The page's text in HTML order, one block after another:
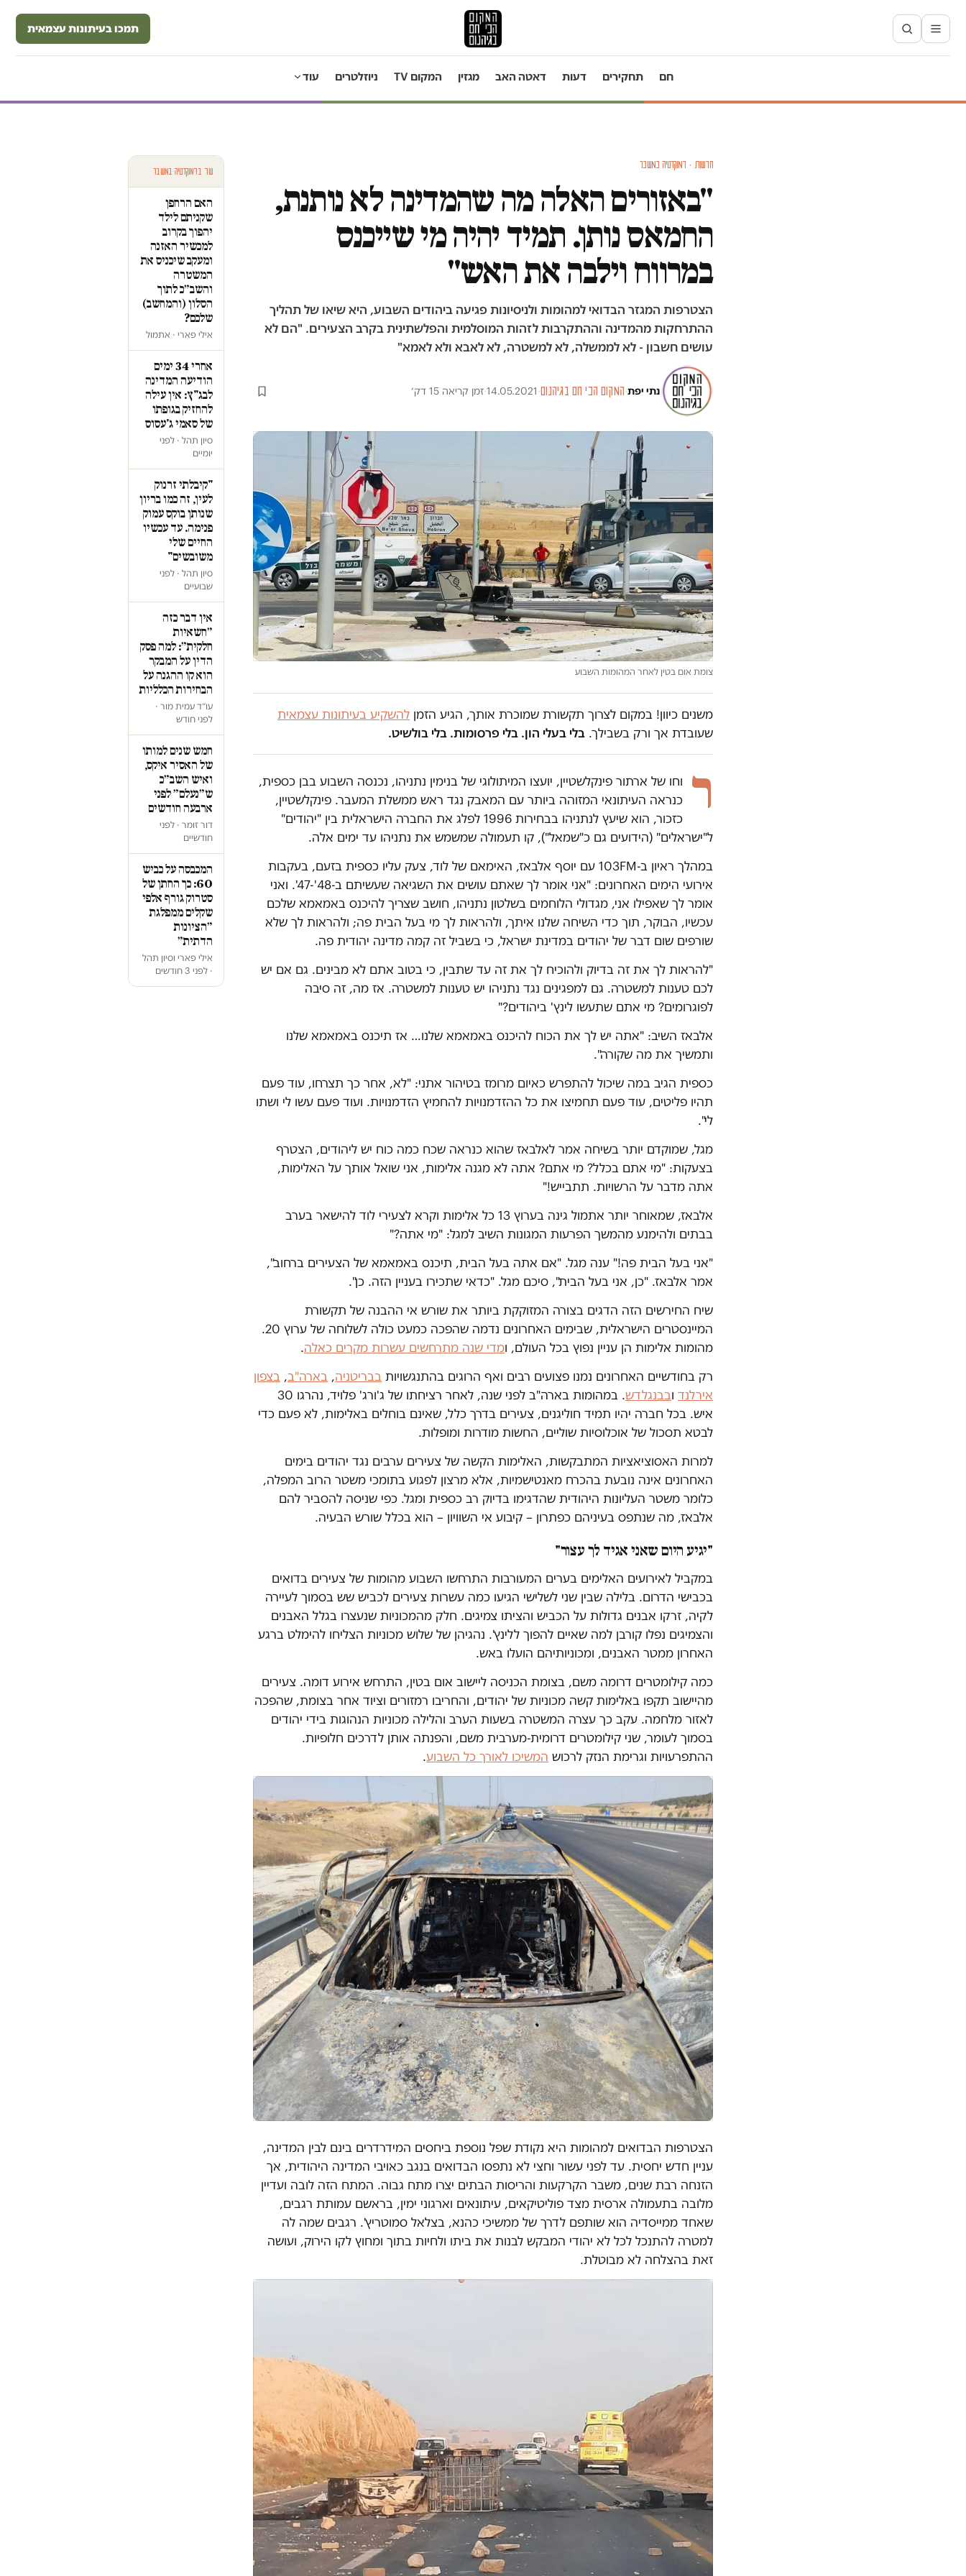
תמכו בעיתונות עצמאית
חם תחקירים דעות דאטה האב מגזין המקום TV ניוזלטרים עוד
חדשות · דמוקרטיה במשבר
"באזורים האלה מה שהמדינה לא נותנת,
החמאס נותן. תמיד יהיה מי שייכנס
במרווח וילבה את האש"
הצטרפות המגזר הבדואי למהומות ולניסיונות פגיעה ביהודים השבוע, היא שיאו של תהליך
ההתרחקות מהמדינה וההתקרבות לזהות המוסלמית והפלשתינית בקרב הצעירים. "הם לא
עושים חשבון - לא לממשלה, לא למשטרה, לא לאבא ולא לאמא"
נתי יפת·המקום הכי חם בגיהנום·
14.05.2021
·זמן קריאה 15 דק׳
צומת אום בטין לאחר המהומות השבוע
משנים כיוון! במקום לצרוך תקשורת שמוכרת אותך, הגיע הזמן להשקיע בעיתונות עצמאית
שעובדת אך ורק בשבילך. בלי בעלי הון. בלי פרסומות. בלי בולשיט.
ר
וחו של ארתור פינקלשטיין, יועצו המיתולוגי של בנימין נתניהו, נכנסה השבוע בבן כספית,
כנראה העיתונאי המזוהה ביותר עם המאבק נגד ראש ממשלת המעבר. פינקלשטיין,
כזכור, הוא שיעץ לנתניהו בבחירות 1996 לפלג את החברה הישראלית בין "יהודים"
ל"ישראלים" (הידועים גם כ"שמאל"), קו תעמולה שמשמש את נתניהו עד ימים אלה.
במהלך ראיון ב-103FM עם יוסף אלבאז, האימאם של לוד, צעק עליו כספית בזעם, בעקבות
אירועי הימים האחרונים: "אני אומר לך שאתם עושים את השגיאה שעשיתם ב-48'-47'. ואני
אומר לך שאפילו אני, מגדולי הלוחמים בשלטון נתניהו, חושב שצריך להיכנס באמאמא שלכם
עכשיו, הבוקר, תוך כדי השיחה שלנו איתך, ולהראות לך מי בעל הבית פה; ולהראות לך שלא
שורפים שום דבר של יהודים במדינת ישראל, כי בשביל זה קמה מדינה יהודית פה.
"להראות לך את זה בדיוק ולהוכיח לך את זה עד שתבין, כי בטוב אתם לא מבינים. גם אם יש
לכם טענות למשטרה. גם למפגינים נגד נתניהו יש טענות למשטרה. אז מה, זה סיבה
לפוגרומים? מי אתם שתעשו לינץ' ביהודים?"
אלבאז השיב: "אתה יש לך את הכוח להיכנס באמאמא שלנו… אז תיכנס באמאמא שלנו
ותמשיך את מה שקורה".
כספית הגיב במה שיכול להתפרש כאיום מרומז בטיהור אתני: "לא, אחר כך תצרחו, עוד פעם
תהיו פליטים, עוד פעם תחמיצו את כל ההזדמנויות להחמיץ הזדמנויות. ועוד פעם עשו לי ושתו
לי".
מגל, שמוקדם יותר בשיחה אמר לאלבאז שהוא כנראה שכח כמה כוח יש ליהודים, הצטרף
בצעקות: "מי אתם בכלל? מי אתם? אתה לא מגנה אלימות, אני שואל אותך על האלימות,
אתה מדבר על הרשויות. תתבייש!"
אלבאז, שמאוחר יותר אתמול גינה בערוץ 13 כל אלימות וקרא לצעירי לוד להישאר בערב
בבתים ולהימנע מהמשך הפרעות המגונות השיב למגל: "מי אתה?"
"אני בעל הבית פה!" ענה מגל. "אם אתה בעל הבית, תיכנס באמאמא של הצעירים ברחוב",
אמר אלבאז. "כן, אני בעל הבית", סיכם מגל. "כדאי שתכירו בעניין הזה. כן".
שיח החירשים הזה הדגים בצורה המזוקקת ביותר את שורש אי ההבנה של תקשורת
המיינסטרים הישראלית, שבימים האחרונים נדמה שהפכה כמעט כולה לשלוחה של ערוץ 20.
מהומות אלימות הן עניין נפוץ בכל העולם, ומדי שנה מתרחשים עשרות מקרים כאלה.
רק בחודשיים האחרונים נמנו פצועים רבים ואף הרוגים בהתנגשויות בבריטניה, בארה"ב, בצפון
אירלנד ובבנגלדש
. במהומות בארה"ב לפני שנה, לאחר רציחתו של ג'ורג' פלויד, נהרגו 30
איש. בכל חברה יהיו תמיד חוליגנים, צעירים בדרך כלל, שאינם בוחלים באלימות, לא פעם כדי
לבטא תסכול של אוכלוסיות שוליים, החשות מודרות ומופלות.
למרות האסוציאציות המתבקשות, האלימות הקשה של צעירים ערבים נגד יהודים בימים
האחרונים אינה נובעת בהכרח מאנטישמיות, אלא מרצון לפגוע בתומכי משטר הרוב המפלה,
כלומר משטר העליונות היהודית שהדגימו בדיוק רב כספית ומגל. כפי שניסה להסביר להם
אלבאז, מה שנתפס בעיניהם כפתרון – קיבוע אי השוויון – הוא בכלל שורש הבעיה.
"יגיע היום שאני אגיד לך עצור"
במקביל לאירועים האלימים בערים המעורבות התרחשו השבוע מהומות של צעירים בדואים
בכבישי הדרום. בלילה שבין שני לשלישי הגיעו כמה עשרות צעירים לכביש שש בסמוך לעיירה
לקיה, זרקו אבנים גדולות על הכביש והציתו צמיגים. חלק מהמכוניות שנעצרו בגלל האבנים
והצמיגים נפלו קורבן למה שאיים להפוך ללינץ'. נהגיהן של שלוש מכוניות הצליחו להימלט ברגע
האחרון ממטר האבנים, ומכוניותיהם הועלו באש.
כמה קילומטרים דרומה משם, בצומת הכניסה ליישוב אום בטין, התרחש אירוע דומה. צעירים
מהיישוב תקפו באלימות קשה מכוניות של יהודים, והחריבו רמזורים וציוד אחר בצומת, שהפכה
לאזור מלחמה. עקב כך עצרה המשטרה בשעות הערב והלילה מכוניות הנהוגות בידי יהודים
בסמוך לעומר, שני קילומטרים דרומית-מערבית משם, והפנתה אותן לדרכים חלופיות.
ההתפרעויות וגרימת הנזק לרכוש המשיכו לאורך כל השבוע.
הצטרפות הבדואים למהומות היא נקודת שפל נוספת ביחסים המידרדרים בינם לבין המדינה,
עניין חדש יחסית. עד לפני עשור וחצי לא נתפסו הבדואים בנגב כאויבי המדינה היהודית, אך
הזנחה רבת שנים, משבר הקרקעות והריסות הבתים יצרו מתח גבוה. המתח הזה לובה ועדיין
מלובה בתעמולה ארסית מצד פוליטיקאים, עיתונאים וארגוני ימין, בראשם עמותת רגבים,
שאחד ממייסדיה הוא שותפם לדרך של ממשיכי כהנא, בצלאל סמוטריץ'. רגבים שמה לה
למטרה להתנכל לכל לא יהודי המבקש לבנות את ביתו ולחיות בתוך ומחוץ לקו הירוק, ועושה
זאת בהצלחה לא מבוטלת.
עוד בדמוקרטיה במשבר
האם הרחפן
שקניתם לילד
יהפוך בקרוב
למכשיר האזנה
ומעקב שיכניס את
המשטרה
והשב״כ לתוך
הסלון (והמחשב)
שלכם?
אילי פארי · אתמול
אחרי 34 ימים
הודיעה המדינה
לבג"ץ: אין עילה
להחזיק בגופתו
של סאמי ג'עסוס
סיון תהל · לפני
יומיים
"קיבלתי זרנוק
לעין, זה כמו בריון
שנותן בוקס עמוק
פנימה. עד עכשיו
החיים שלי
משובשים"
סיון תהל · לפני
שבועיים
אין דבר כזה
״חשאיות
חלקית״: למה פסק
הדין על המבקר
הוא קו ההגנה על
הבחירות הכלליות
עו״ד עמית מור ·
לפני חודש
חמש שנים למותו
של האסיר איקס,
ואיש השב״כ
ש״נעלם״ לפני
ארבעה חודשים
דור זומר · לפני
חודשיים
המכבסה על כביש
60: כך החתן של
סטרוק גורף אלפי
שקלים ממפלגת
״הציונות
הדתית״
אילי פארי וסיון תהל
· לפני 3 חודשים